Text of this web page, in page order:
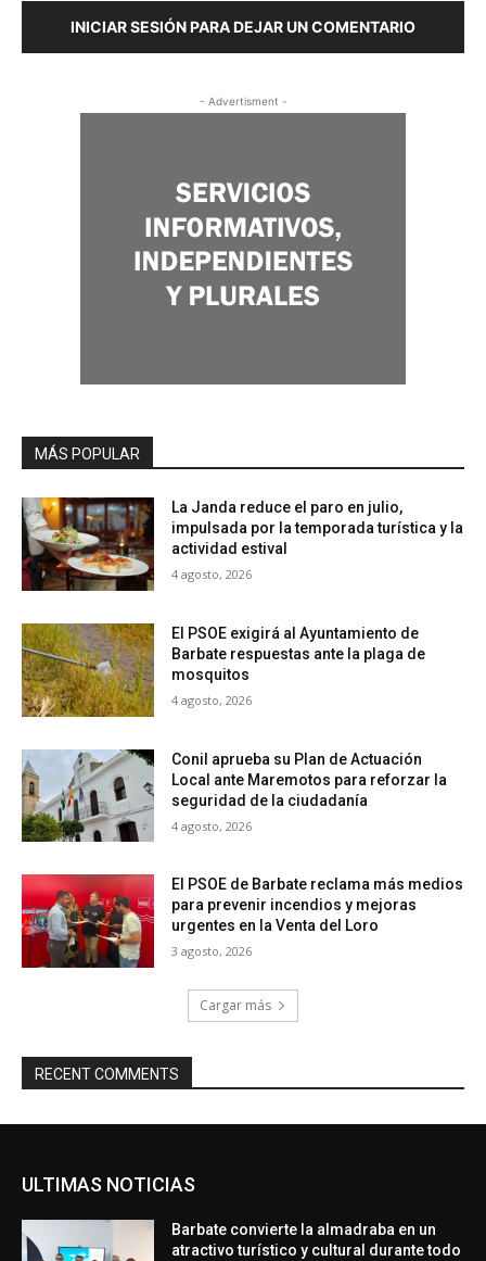
INICIAR SESIÓN PARA DEJAR UN COMENTARIO
- Advertisment -
MÁS POPULAR
La Janda reduce el paro en julio,
impulsada por la temporada turística y la
actividad estival
4 agosto, 2026
El PSOE exigirá al Ayuntamiento de
Barbate respuestas ante la plaga de
mosquitos
4 agosto, 2026
Conil aprueba su Plan de Actuación
Local ante Maremotos para reforzar la
seguridad de la ciudadanía
4 agosto, 2026
El PSOE de Barbate reclama más medios
para prevenir incendios y mejoras
urgentes en la Venta del Loro
3 agosto, 2026
Cargar más
RECENT COMMENTS
ULTIMAS NOTICIAS
Barbate convierte la almadraba en un
atractivo turístico y cultural durante todo